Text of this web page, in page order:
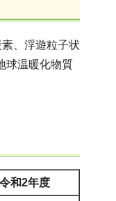
、浮遊粒子状
球温暖化物質
令和2年度